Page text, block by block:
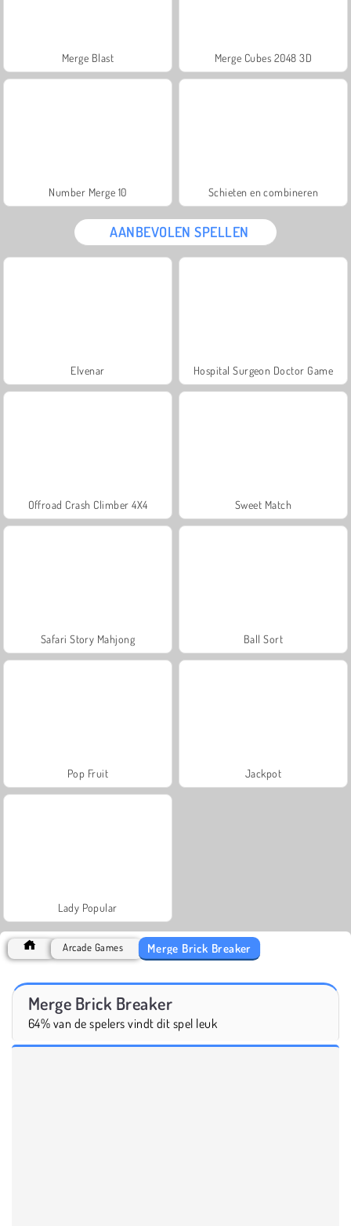
Merge Blast Merge Cubes 2048 3D
Number Merge 10 Schieten en combineren
AANBEVOLEN SPELLEN
Elvenar Hospital Surgeon Doctor Game
Offroad Crash Climber 4X4 Sweet Match
Safari Story Mahjong Ball Sort
Pop Fruit Jackpot
Lady Popular
Arcade Games Merge Brick Breaker
Merge Brick Breaker
64% van de spelers vindt dit spel leuk